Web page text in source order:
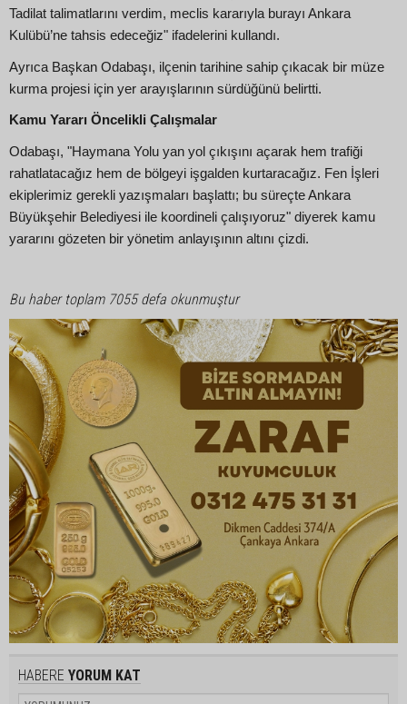
Tadilat talimatlarını verdim, meclis kararıyla burayı Ankara
Kulübü’ne tahsis edeceğiz" ifadelerini kullandı.
Ayrıca Başkan Odabaşı, ilçenin tarihine sahip çıkacak bir müze
kurma projesi için yer arayışlarının sürdüğünü belirtti.
Kamu Yararı Öncelikli Çalışmalar
Odabaşı, "Haymana Yolu yan yol çıkışını açarak hem trafiği
rahatlatacağız hem de bölgeyi işgalden kurtaracağız. Fen İşleri
ekiplerimiz gerekli yazışmaları başlattı; bu süreçte Ankara
Büyükşehir Belediyesi ile koordineli çalışıyoruz" diyerek kamu
yararını gözeten bir yönetim anlayışının altını çizdi.
Bu haber toplam 7055 defa okunmuştur
HABERE YORUM KAT